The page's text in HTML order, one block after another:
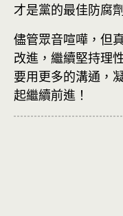
才是黨的最佳防腐
儘管眾音喧嘩，但
改進，繼續堅持理
要用更多的溝通，
起繼續前進！